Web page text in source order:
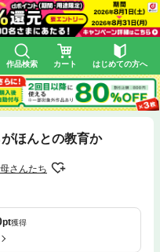
作品検索 カート はじめての方へ
ほんとの教育か
さんたち
pt獲得